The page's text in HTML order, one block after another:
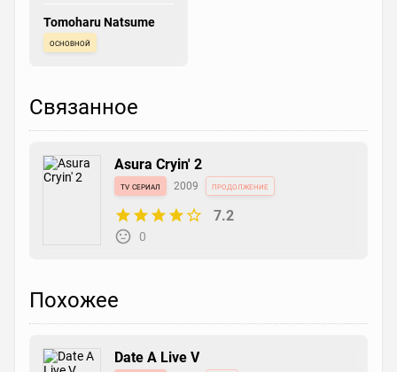
Tomoharu Natsume
основной
Связанное
Asura Cryin' 2
tv сериал 2009 продолжение
7.2
0
Похожее
Date A Live V